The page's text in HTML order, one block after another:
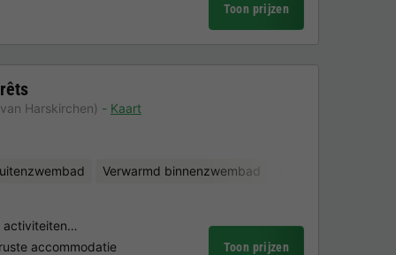
Toon prijzen
Harskirchen)
Kaart
Verwarmd binnenzwembad
activiteiten…
accommodatie
Toon prijzen